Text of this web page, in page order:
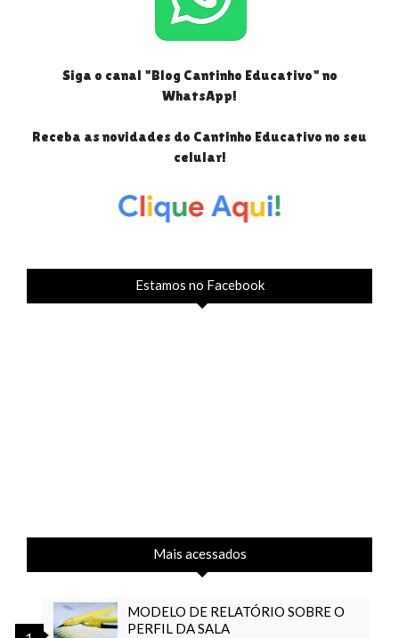
Siga o canal "Blog Cantinho Educativo" no
WhatsApp!
Receba as novidades do Cantinho Educativo no seu
celular!
Estamos no Facebook
Mais acessados
MODELO DE RELATÓRIO SOBRE O
PERFIL DA SALA